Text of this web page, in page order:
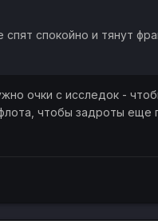
спокойно и тянут
очки с исследок -
чтобы задроты еще